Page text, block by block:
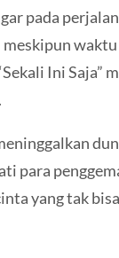
pada
Ini Saja”
para
yang tak